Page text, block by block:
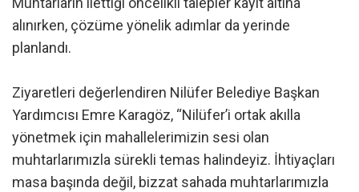
alınırken, çözüme yönelik adımlar da yerinde
planlandı.
Ziyaretleri değerlendiren Nilüfer Belediye Başkan
Yardımcısı Emre Karagöz, “Nilüfer’i ortak akılla
yönetmek için mahallelerimizin sesi olan
muhtarlarımızla sürekli temas halindeyiz. İhtiyaçları
masa başında değil, bizzat sahada muhtarlarımızla